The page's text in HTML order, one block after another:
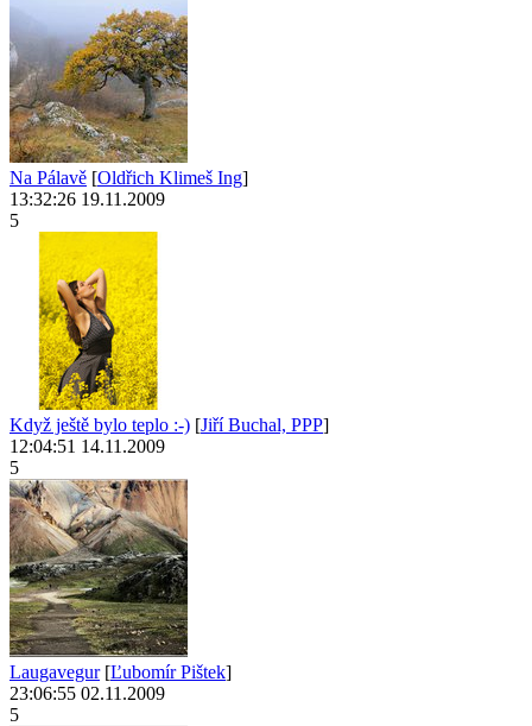
Na Pálavě [Oldřich Klimeš Ing]
13:32:26 19.11.2009
5
Když ještě bylo teplo :-) [Jiří Buchal, PPP]
12:04:51 14.11.2009
5
Laugavegur [Ľubomír Pištek]
23:06:55 02.11.2009
5